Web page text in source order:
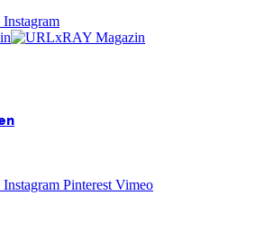
Instagram
Instagram Pinterest Vimeo